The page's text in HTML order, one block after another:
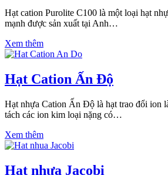
Hạt cation Purolite C100 là một loại hạt
mạnh được sản xuất tại Anh…
Xem thêm
Hạt Cation Ấn Độ
Hạt nhựa Cation Ấn Độ là hạt trao đổi ion
tách các ion kim loại nặng có…
Xem thêm
Hạt nhựa Jacobi